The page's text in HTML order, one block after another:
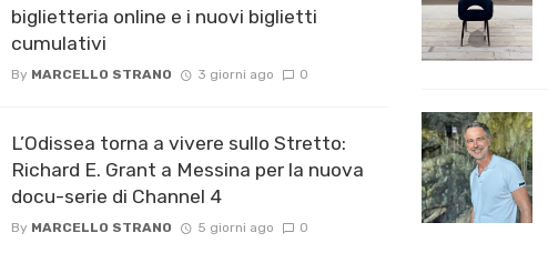
biglietteria online e i nuovi biglietti
cumulativi
By MARCELLO STRANO 3 giorni ago 0
L’Odissea torna a vivere sullo Stretto:
Richard E. Grant a Messina per la nuova
docu-serie di Channel 4
By MARCELLO STRANO 5 giorni ago 0